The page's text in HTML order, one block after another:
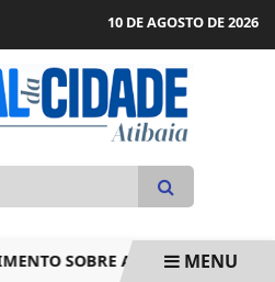
10 DE AGOSTO DE 2026
SOBRE ARMA GOVERNO
MENU